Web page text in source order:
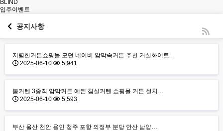
BLIND
입주이벤트
공지사항
저렴한커튼쇼핑몰 모던 네이비 암막속커튼 추천 거실화이트…
2025-06-10
5,941
봄커텐 3중직 암막커튼 예쁜 침실커텐 쇼핑몰 커튼 설치…
2025-06-10
5,593
부산 울산 천안 용인 청주 포항 의정부 분당 안산 남양…